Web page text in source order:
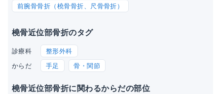
前腕骨骨折（橈骨骨折、尺骨骨折）
橈骨近位部骨折のタグ
診療科 整形外科
からだ 手足 骨・関節
橈骨近位部骨折に関わるからだの部位